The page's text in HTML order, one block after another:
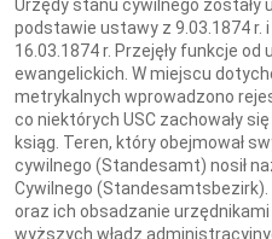
Urzędy stanu cywilnego zostały
podstawie ustawy z 9.03.1874 r. i
16.03.1874 r. Przejęły funkcje
ewangelickich. W miejscu
metrykalnych wprowadzono
co niektórych USC zachowały
ksiąg. Teren, który obejmował
cywilnego (Standesamt) nosił
Cywilnego
oraz ich obsadzanie urzędnikami
wyższych władz